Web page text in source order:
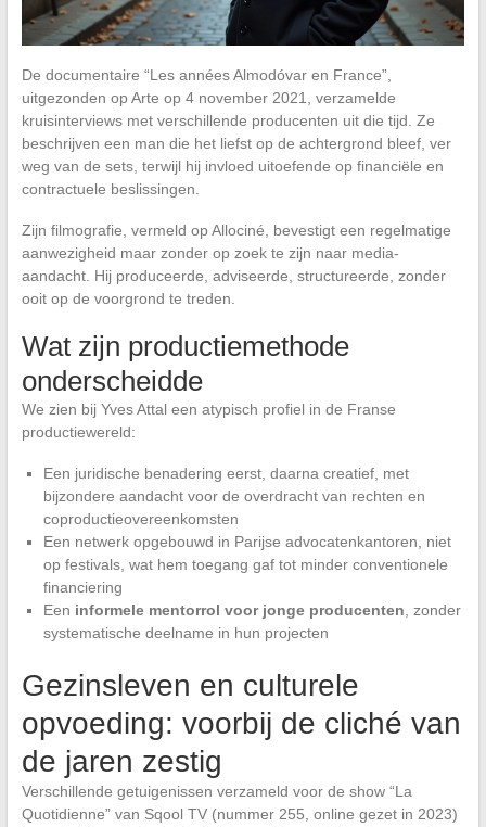
De documentaire “Les années Almodóvar en France”,
uitgezonden op Arte op 4 november 2021, verzamelde
kruisinterviews met verschillende producenten uit die tijd. Ze
beschrijven een man die het liefst op de achtergrond bleef, ver
weg van de sets, terwijl hij invloed uitoefende op financiële en
contractuele beslissingen.
Zijn filmografie, vermeld op Allociné, bevestigt een regelmatige
aanwezigheid maar zonder op zoek te zijn naar media-
aandacht. Hij produceerde, adviseerde, structureerde, zonder
ooit op de voorgrond te treden.
Wat zijn productiemethode
onderscheidde
We zien bij Yves Attal een atypisch profiel in de Franse
productiewereld:
Een juridische benadering eerst, daarna creatief, met
bijzondere aandacht voor de overdracht van rechten en
coproductieovereenkomsten
Een netwerk opgebouwd in Parijse advocatenkantoren, niet
op festivals, wat hem toegang gaf tot minder conventionele
financiering
Een informele mentorrol voor jonge producenten , zonder
systematische deelname in hun projecten
Gezinsleven en culturele
opvoeding: voorbij de cliché van
de jaren zestig
Verschillende getuigenissen verzameld voor de show “La
Quotidienne” van Sqool TV (nummer 255, online gezet in 2023)